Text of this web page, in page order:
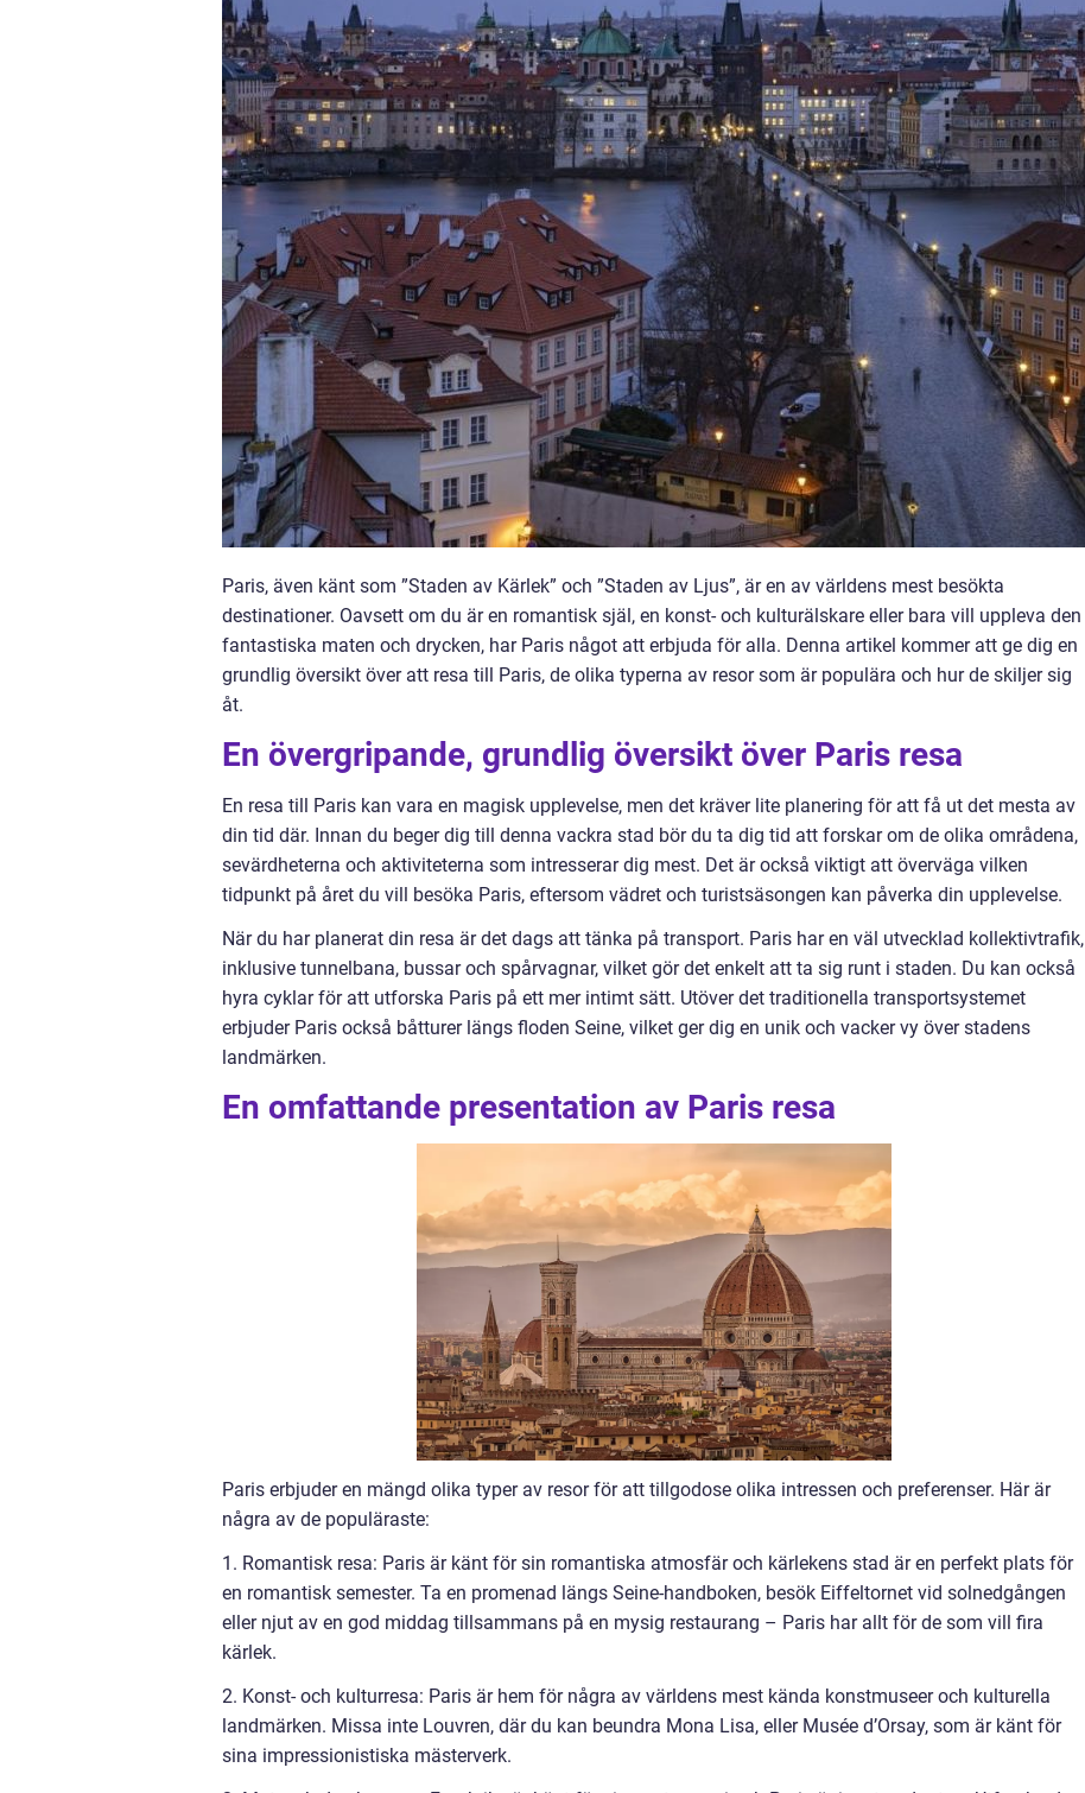
Paris, även känt som ”Staden av Kärlek” och ”Staden av Ljus”, är en av världens mest besökta
destinationer. Oavsett om du är en romantisk själ, en konst- och kulturälskare eller bara vill uppleva den
fantastiska maten och drycken, har Paris något att erbjuda för alla. Denna artikel kommer att ge dig en
grundlig översikt över att resa till Paris, de olika typerna av resor som är populära och hur de skiljer sig
åt.
En övergripande, grundlig översikt över Paris resa
En resa till Paris kan vara en magisk upplevelse, men det kräver lite planering för att få ut det mesta av
din tid där. Innan du beger dig till denna vackra stad bör du ta dig tid att forskar om de olika områdena,
sevärdheterna och aktiviteterna som intresserar dig mest. Det är också viktigt att överväga vilken
tidpunkt på året du vill besöka Paris, eftersom vädret och turistsäsongen kan påverka din upplevelse.
När du har planerat din resa är det dags att tänka på transport. Paris har en väl utvecklad kollektivtrafik,
inklusive tunnelbana, bussar och spårvagnar, vilket gör det enkelt att ta sig runt i staden. Du kan också
hyra cyklar för att utforska Paris på ett mer intimt sätt. Utöver det traditionella transportsystemet
erbjuder Paris också båtturer längs floden Seine, vilket ger dig en unik och vacker vy över stadens
landmärken.
En omfattande presentation av Paris resa
Paris erbjuder en mängd olika typer av resor för att tillgodose olika intressen och preferenser. Här är
några av de populäraste:
1. Romantisk resa: Paris är känt för sin romantiska atmosfär och kärlekens stad är en perfekt plats för
en romantisk semester. Ta en promenad längs Seine-handboken, besök Eiffeltornet vid solnedgången
eller njut av en god middag tillsammans på en mysig restaurang – Paris har allt för de som vill fira
kärlek.
2. Konst- och kulturresa: Paris är hem för några av världens mest kända konstmuseer och kulturella
landmärken. Missa inte Louvren, där du kan beundra Mona Lisa, eller Musée d’Orsay, som är känt för
sina impressionistiska mästerverk.